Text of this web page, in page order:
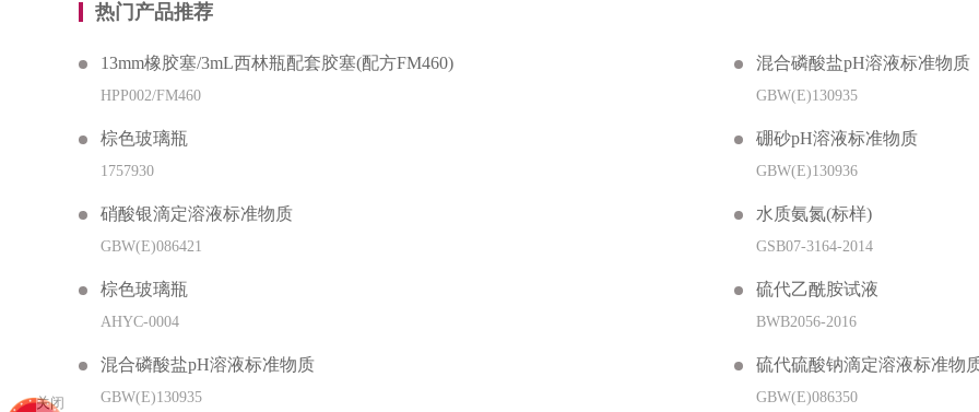
热门产品推荐
13mm橡胶塞/3mL西林瓶配套胶塞(配方FM460)
HPP002/FM460
棕色玻璃瓶
1757930
硝酸银滴定溶液标准物质
GBW(E)086421
棕色玻璃瓶
AHYC-0004
混合磷酸盐pH溶液标准物质
GBW(E)130935
混合磷酸盐pH溶液标准物质
GBW(E)130935
硼砂pH溶液标准物质
GBW(E)130936
水质氨氮(标样)
GSB07-3164-2014
硫代乙酰胺试液
BWB2056-2016
硫代硫酸钠滴定溶液标准物
GBW(E)086350
关闭